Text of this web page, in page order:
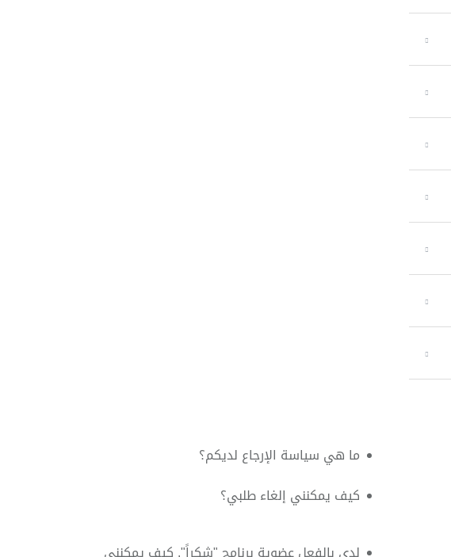
ما هي سياسة الإرجاع لديكم؟
كيف يمكنني إلغاء طلبي؟